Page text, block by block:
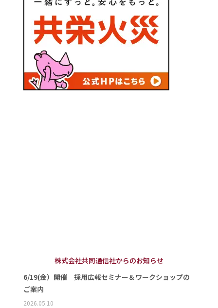
株式会社共同通信社からのお知らせ
6/19(金）開催 採用広報セミナー＆ワークショップの
ご案内
2026.05.10